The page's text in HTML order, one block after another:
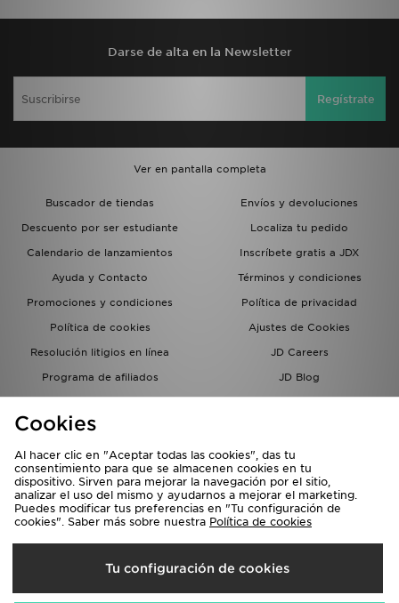
Darse de alta en la Newsletter
Regístrate
Ver en pantalla completa
Buscador de tiendas
Envíos y devoluciones
Descuento por ser estudiante
Localiza tu pedido
Calendario de lanzamientos
Inscríbete gratis a JDX
Ayuda y Contacto
Términos y condiciones
Promociones y condiciones
Política de privacidad
Política de cookies
Ajustes de Cookies
Resolución litigios en línea
JD Careers
Programa de afiliados
JD Blog
del grupo JD - Whistleblowing
Selecciona País
España
Cookies
Al hacer clic en "Aceptar todas las cookies", das tu
consentimiento para que se almacenen cookies en tu
dispositivo. Sirven para mejorar la navegación por el sitio,
analizar el uso del mismo y ayudarnos a mejorar el marketing.
Puedes modificar tus preferencias en "Tu configuración de
cookies". Saber más sobre nuestra Política de cookies
Tu configuración de cookies